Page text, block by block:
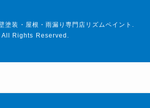
装・屋根・雨漏り専門店リズムペイント.
All Rights Reserved.